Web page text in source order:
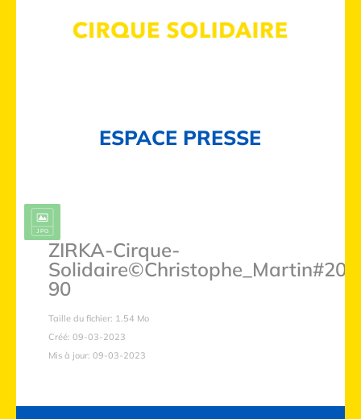
ESPACE PRESSE
ZIRKA-Cirque-
90
Taille du fichier: 1.54 Mo
Créé: 09-03-2023
Mis à jour: 09-03-2023